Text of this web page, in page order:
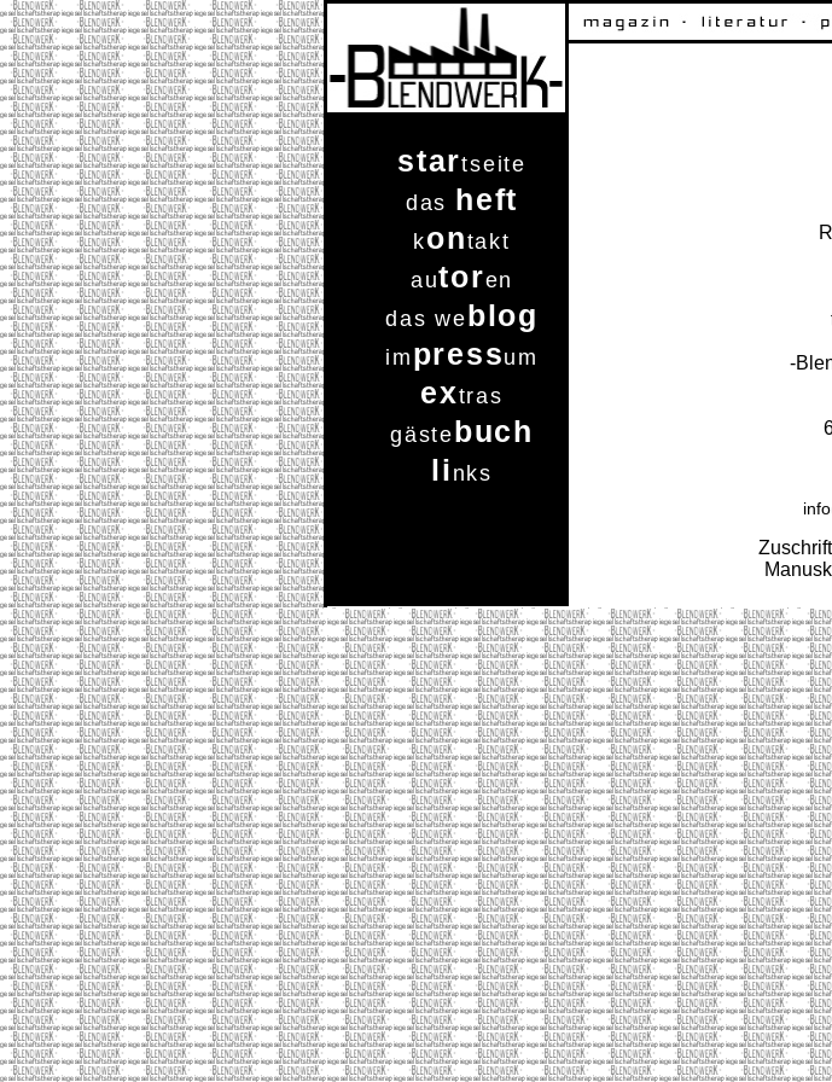
startseite
das
heft
kontakt
autoren
das we blog
im pressum
extras
gäste buch
li nks
-